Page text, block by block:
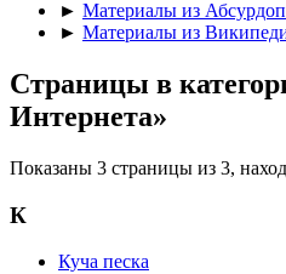
► Материалы из
► Материалы из
Страницы в
Интернета»
Показаны 3 страницы из 3,
К
Куча песка